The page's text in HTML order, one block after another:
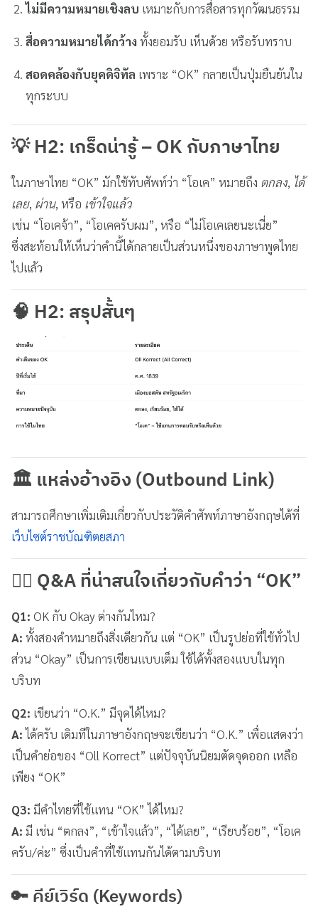
ไม่มีความหมายเชิงลบ เหมาะกับการสื่อสารทุกวัฒนธรรม
สื่อความหมายได้กว้างทั้งยอมรับ เห็นด้วย หรือรับทราบ
สอดคล้องกับยุคดิจิทัล เพราะ “OK” กลายเป็นปุ่มยืนยันใน
ทุกระบบ
💡 H2: เกร็ดน่ารู้ – OK กับภาษาไทย
ในภาษาไทย “OK” มักใช้ทับศัพท์ว่า “โอเค” หมายถึง ตกลง, ได้
เลย, ผ่าน, หรือ เข้าใจแล้ว
เช่น “โอเคจ้า”, “โอเคครับผม”, หรือ “ไม่โอเคเลยนะเนี่ย”
ซึ่งสะท้อนให้เห็นว่าคำนี้ได้กลายเป็นส่วนหนึ่งของภาษาพูดไทย
ไปแล้ว
🧠 H2: สรุปสั้นๆ
🏛️ แหล่งอ้างอิง (Outbound Link)
สามารถศึกษาเพิ่มเติมเกี่ยวกับประวัติคำศัพท์ภาษาอังกฤษได้ที่
เว็บไซต์ราชบัณฑิตยสภา
🙋‍♀️ Q&A ที่น่าสนใจเกี่ยวกับคำว่า “OK”
Q1: OK กับ Okay ต่างกันไหม?
A: ทั้งสองคำหมายถึงสิ่งเดียวกัน แต่ “OK” เป็นรูปย่อที่ใช้ทั่วไป
ส่วน “Okay” เป็นการเขียนแบบเต็ม ใช้ได้ทั้งสองแบบในทุก
บริบท
Q2: เขียนว่า “O.K.” มีจุดได้ไหม?
A:ได้ครับ เดิมทีในภาษาอังกฤษจะเขียนว่า “O.K.” เพื่อแสดงว่า
เป็นคำย่อของ “Oll Korrect” แต่ปัจจุบันนิยมตัดจุดออก เหลือ
เพียง “OK”
Q3: มีคำไทยที่ใช้แทน “OK” ได้ไหม?
A: มี เช่น “ตกลง”, “เข้าใจแล้ว”, “ได้เลย”, “เรียบร้อย”, “โอเค
ครับ/ค่ะ” ซึ่งเป็นคำที่ใช้แทนกันได้ตามบริบท
🔑 คีย์เวิร์ด (Keywords)